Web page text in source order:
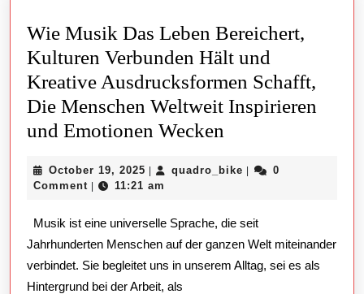
Wie Musik Das Leben Bereichert,
Kulturen Verbunden Hält und
Kreative Ausdrucksformen Schafft,
Die Menschen Weltweit Inspirieren
und Emotionen Wecken
Das
Bereichert,
Kulturen
Verbunden
October 19, 2025 October
19,
| quadro_bike quadro_bike
|
0
Comment | 11:21 am
Musik ist eine universelle Sprache, die seit
Jahrhunderten Menschen auf der ganzen Welt miteinander
verbindet. Sie begleitet uns in unserem Alltag, sei es als
Hintergrund bei der Arbeit, als